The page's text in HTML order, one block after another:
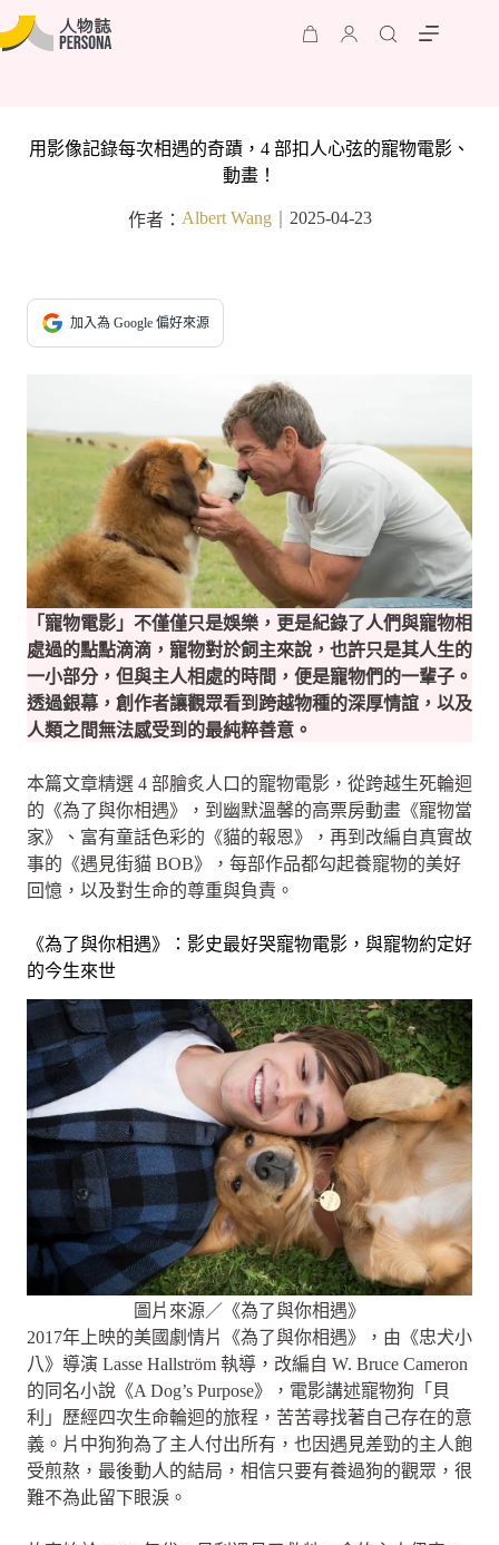
用影像記錄每次相遇的奇蹟，4 部扣人心弦的寵物電影、
動畫！
作者： Albert Wang｜ 2025-04-23
加入為 Google 偏好來源
「寵物電影」不僅僅只是娛樂，更是紀錄了人們與寵物相
處過的點點滴滴，寵物對於飼主來說，也許只是其人生的
一小部分，但與主人相處的時間，便是寵物們的一輩子。
透過銀幕，創作者讓觀眾看到跨越物種的深厚情誼，以及
人類之間無法感受到的最純粹善意。
本篇文章精選 4 部膾炙人口的寵物電影，從跨越生死輪迴
的《為了與你相遇》，到幽默溫馨的高票房動畫《寵物當
家》、富有童話色彩的《貓的報恩》，再到改編自真實故
事的《遇見街貓 BOB》，每部作品都勾起養寵物的美好
回憶，以及對生命的尊重與負責。
《為了與你相遇》：影史最好哭寵物電影，與寵物約定好
的今生來世
圖片來源／《為了與你相遇》
2017年上映的美國劇情片《為了與你相遇》，由《忠犬小
八》導演 Lasse Hallström 執導，改編自 W. Bruce Cameron
的同名小說《A Dog’s Purpose》，電影講述寵物狗「貝
利」歷經四次生命輪迴的旅程，苦苦尋找著自己存在的意
義。片中狗狗為了主人付出所有，也因遇見差勁的主人飽
受煎熬，最後動人的結局，相信只要有養過狗的觀眾，很
難不為此留下眼淚。